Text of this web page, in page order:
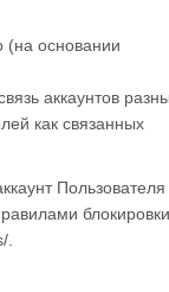
(на основании
аккаунтов
как связанных
Пользователя
блокировки
.